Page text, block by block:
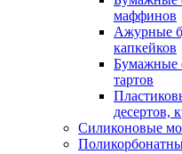
маффинов
Ажурные
капкейков
Бумажные
тартов
десертов,
Силиконовые